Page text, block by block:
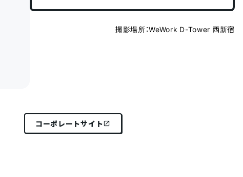
撮影場所：WeWork D-Tower 西新宿
コーポレートサイト